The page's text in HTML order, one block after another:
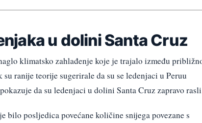
u dolini Santa Cruz
klimatsko zahlađenje koje je trajalo između
ranije teorije sugerirale da su se ledenjaci u Peruu
da su ledenjaci u dolini Santa Cruz zapravo
bilo posljedica povećane količine snijega povezane s